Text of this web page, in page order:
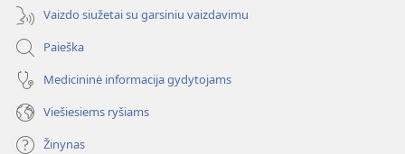
Vaizdo siužetai su garsiniu vaizdavimu
Paieška
Medicininė informacija gydytojams
Viešiesiems ryšiams
Žinynas